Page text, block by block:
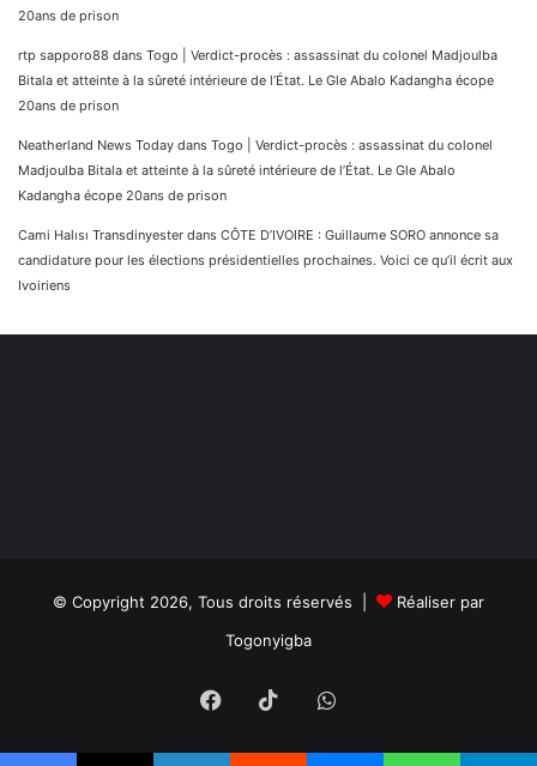
20ans de prison
rtp sapporo88 dans Togo | Verdict-procès : assassinat du colonel Madjoulba
Bitala et atteinte à la sûreté intérieure de l’État. Le Gle Abalo Kadangha écope
20ans de prison
Neatherland News Today dans Togo | Verdict-procès : assassinat du colonel
Madjoulba Bitala et atteinte à la sûreté intérieure de l’État. Le Gle Abalo
Kadangha écope 20ans de prison
Cami Halısı Transdinyester dans CÔTE D’IVOIRE : Guillaume SORO annonce sa
candidature pour les élections présidentielles prochaines. Voici ce qu’il écrit aux
Ivoiriens
© Copyright 2026, Tous droits réservés |
Réaliser par
Togonyigba
Facebook
TikTokWhatsApp